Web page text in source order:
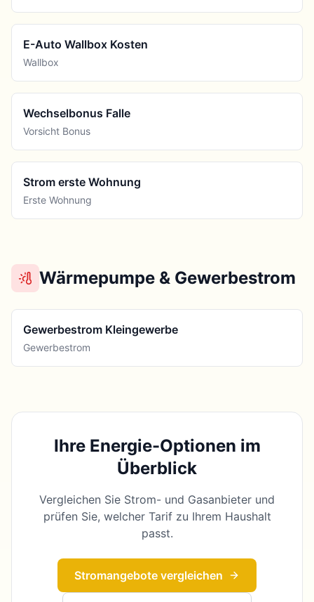
E-Auto Wallbox Kosten
Wallbox
Wechselbonus Falle
Vorsicht Bonus
Strom erste Wohnung
Erste Wohnung
Wärmepumpe & Gewerbestrom
Gewerbestrom Kleingewerbe
Gewerbestrom
Ihre Energie-Optionen im
Überblick
Vergleichen Sie Strom- und Gasanbieter und
prüfen Sie, welcher Tarif zu Ihrem Haushalt
passt.
Stromangebote vergleichen